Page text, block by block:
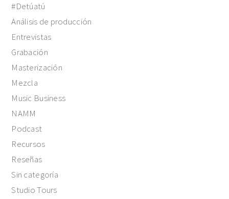
#Detúatú
Análisis de producción
Entrevistas
Grabación
Masterización
Mezcla
Music Business
NAMM
Podcast
Recursos
Reseñas
Sin categoría
Studio Tours